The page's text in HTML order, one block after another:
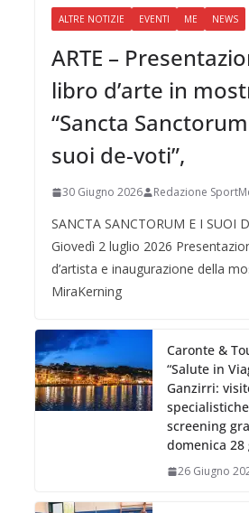
ALTRE NOTIZIE EVENTI ME NEWS
ARTE –
libro d’arte in
“Sancta
suoi de-voti”,
30 Giugno 2026 Redazione
SANCTA SANCTORUM E I SUOI
Giovedì 2 luglio 2026
d’artista e inaugurazione della
MiraKerning
Caronte &
“Salute in
Ganzirri:
screening
domenica 28
26 Giugno